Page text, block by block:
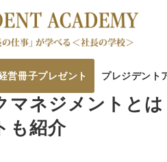
営冊子プレゼント プレジデント
マネジメントと
も紹介